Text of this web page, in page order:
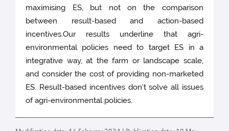
maximising ES, but not on the comparison
between result-based and action-based
incentives.Our results underline that agri-
environmental policies need to target ES in a
integrative way, at the farm or landscape scale,
and consider the cost of providing non-marketed
ES. Result-based incentives don’t solve all issues
of agri-environmental policies.